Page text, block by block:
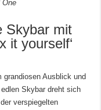
One
Skybar mit
it yourself‘
grandiosen Ausblick und
Skybar dreht sich
verspiegelten